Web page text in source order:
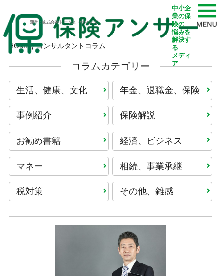
運営：株式会社トータス・ウィンズ
中小企
業の保
険の
悩みを
解決す
る
メディ
ア
HOME / コンサルタントコラム
コラムカテゴリー
生活、健康、文化 年金、退職金、保険
事例紹介 保険解説
お勧め書籍 経済、ビジネス
マネー 相続、事業承継
税対策 その他、雑感